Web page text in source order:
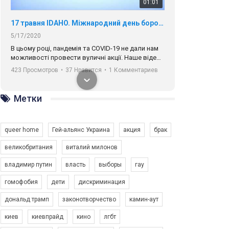
01:01
17 травня IDAHO. Міжнародний день боротьби з гомофобією трансфобією і біфобія.
5/17/2020
В цьому році, пандемія та COVІD-19 не дали нам
можливості провести вуличні акції. Наше відео-
звернення про те, що навіть коли ми у різних
містах та не можемо зустрінеться, ми разом. Ми
закликаємо всіх хто поділяє цінності рівності та
солідарності, приєднатися до нас. Регіональні
підрозділи ГАУ є в 16 областях України.
423 Просмотров • 37 Нравится • 1 Комментариев
Зупинимо насильство проти ЛГБТ в Україні! Stop violence against LGBT in Ukraine!
Емоційний та вражаючий промо-ролік на
Метки
queer home Гей-альянс Украина акция брак
великобритания виталий милонов
владимир путин власть выборы гау
гомофобия дети дискриминация
дональд трамп законотворчество камин-аут
киев киевпрайд кино лгбт